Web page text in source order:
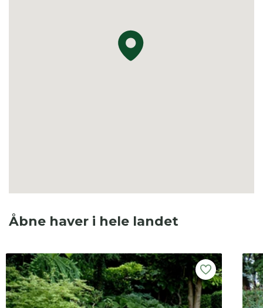
Åbne haver i hele landet